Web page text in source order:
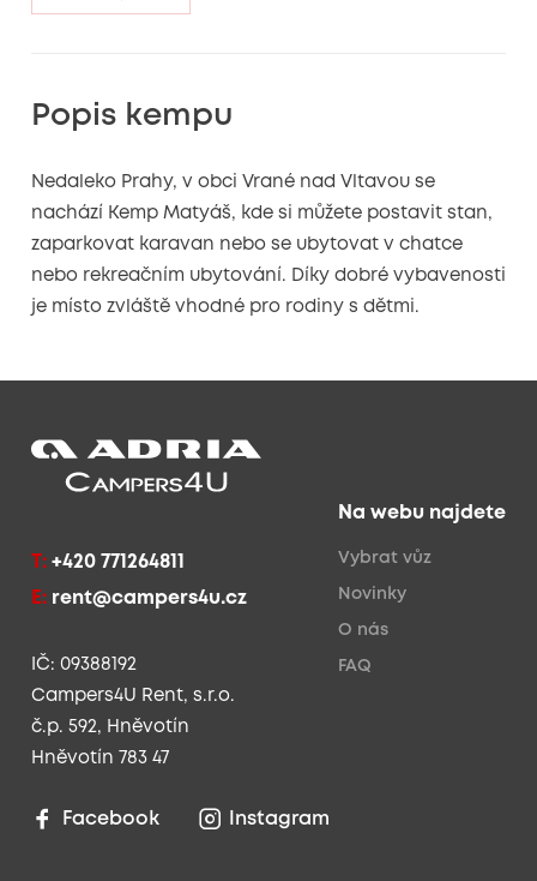
Popis kempu
Nedaleko Prahy, v obci Vrané nad Vltavou se
nachází Kemp Matyáš, kde si můžete postavit stan,
zaparkovat karavan nebo se ubytovat v chatce
nebo rekreačním ubytování. Díky dobré vybavenosti
je místo zvláště vhodné pro rodiny s dětmi.
T: +420 771264811
E: rent@campers4u.cz
IČ: 09388192
Campers4U Rent, s.r.o.
č.p. 592, Hněvotín
Hněvotín 783 47
Facebook Instagram
Na webu najdete
Vybrat vůz
Novinky
O nás
FAQ